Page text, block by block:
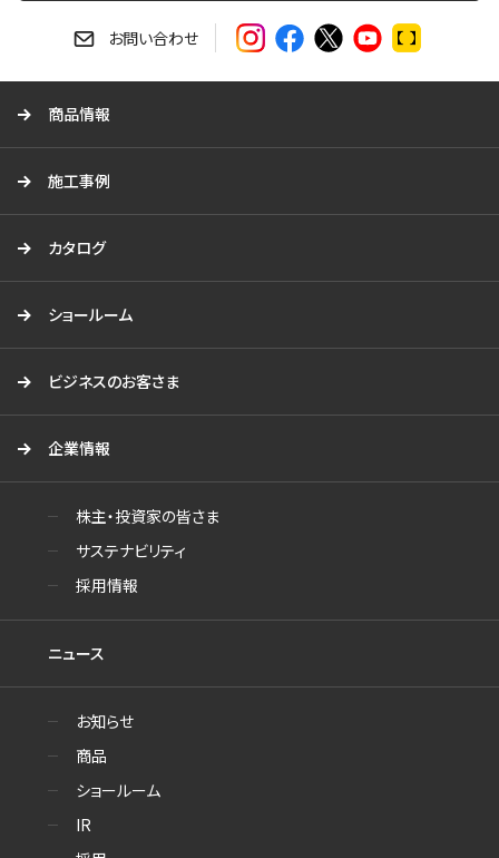
お問い合わせ
商品情報
施工事例
カタログ
ショールーム
ビジネスのお客さま
企業情報
株主・投資家の皆さま
サステナビリティ
採用情報
ニュース
お知らせ
商品
ショールーム
IR